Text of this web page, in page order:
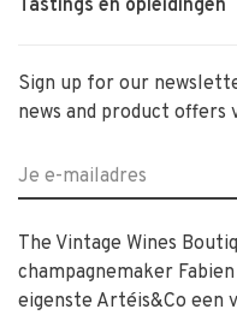
Tastings en opleidingen
Sign up for our
news and product offers
The Vintage Wines
champagnemaker
eigenste Artéis&Co een